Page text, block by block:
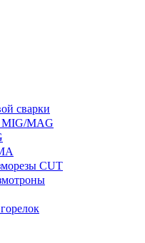
сварки
MIG/MAG
CUT